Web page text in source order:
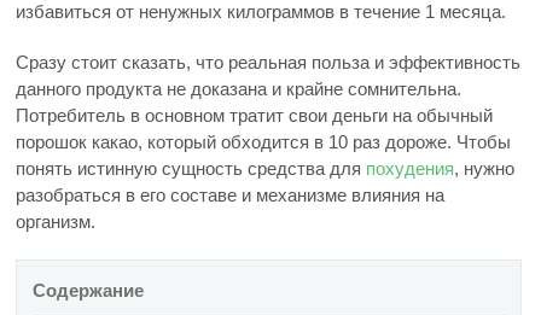
избавиться от ненужных килограммов в течение 1 месяца.
Сразу стоит сказать, что реальная польза и эффективность
данного продукта не доказана и крайне сомнительна.
Потребитель в основном тратит свои деньги на обычный
порошок какао, который обходится в 10 раз дороже. Чтобы
понять истинную сущность средства для похудения, нужно
разобраться в его составе и механизме влияния на
организм.
Содержание